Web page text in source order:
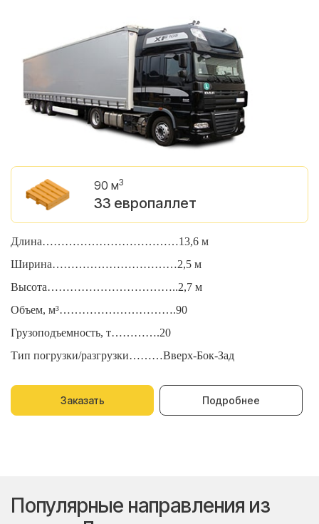
90 м3
33 европаллет
Длина………………………………13,6 м
Ширина……………………………2,5 м
Высота……………………………..2,7 м
Объем, м³………………………….90
Грузоподъемность, т………….20
Тип погрузки/разгрузки………Вверх-Бок-Зад
Заказать Подробнее
Популярные направления из